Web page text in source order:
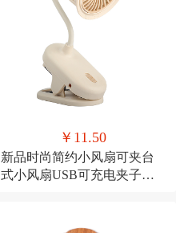
￥11.50
新品时尚简约小风扇可夹台
式小风扇USB可充电夹子式